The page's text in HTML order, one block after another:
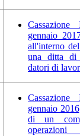
gennaio
all'interno
una ditta di
datori di
gennaio
di un